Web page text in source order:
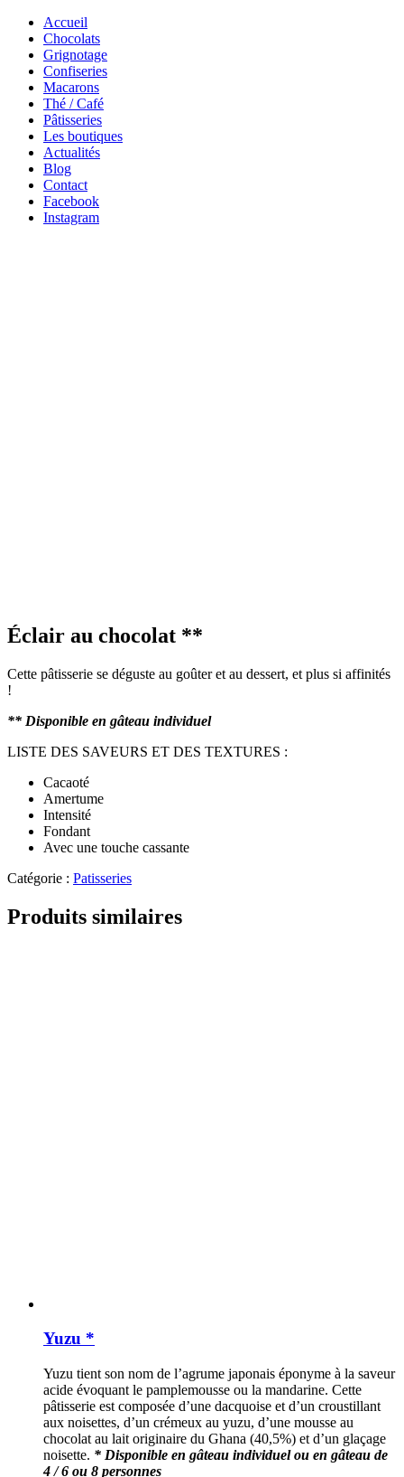
Accueil
Chocolats
Grignotage
Confiseries
Macarons
Thé / Café
Pâtisseries
Les boutiques
Actualités
Blog
Contact
Facebook
Instagram
Éclair au chocolat **
Cette pâtisserie se déguste au goûter et au dessert, et plus si affinités
!
** Disponible en gâteau individuel
LISTE DES SAVEURS ET DES TEXTURES :
Cacaoté
Amertume
Intensité
Fondant
Avec une touche cassante
Catégorie : Patisseries
Produits similaires
Yuzu *
Yuzu tient son nom de l’agrume japonais éponyme à la saveur
acide évoquant le pamplemousse ou la mandarine. Cette
pâtisserie est composée d’une dacquoise et d’un croustillant
aux noisettes, d’un crémeux au yuzu, d’une mousse au
chocolat au lait originaire du Ghana (40,5%) et d’un glaçage
noisette. * Disponible en gâteau individuel ou en gâteau de
4 / 6 ou 8 personnes